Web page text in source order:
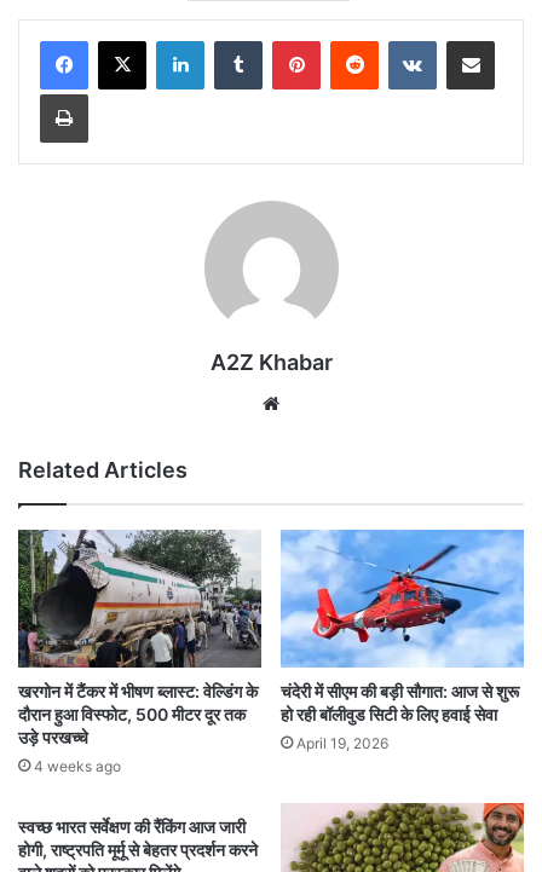
LinkedInTumblr PinterestReddit VKontakteShare via Email
Print
A2Z Khabar
Related Articles
खरगोन में टैंकर में भीषण ब्लास्ट: वेल्डिंग के
दौरान हुआ विस्फोट, 500 मीटर दूर तक
उड़े परखच्चे
4 weeks ago
चंदेरी में सीएम की बड़ी सौगात: आज से शुरू
हो रही बॉलीवुड सिटी के लिए हवाई सेवा
April 19, 2026
स्वच्छ भारत सर्वेक्षण की रैंकिंग आज जारी
होगी, राष्ट्रपति मूर्मू से बेहतर प्रदर्शन करने